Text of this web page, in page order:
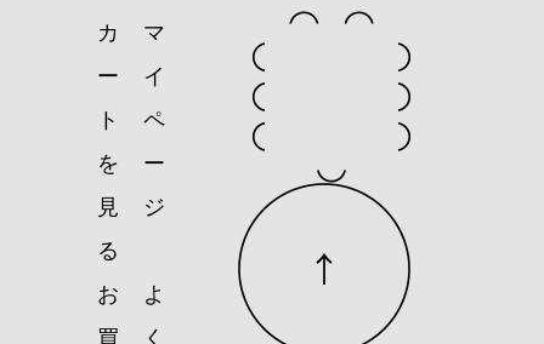
カ
ー
ト
を
見
る
マ
イ
ペ
ー
ジ
お
買
よ
く